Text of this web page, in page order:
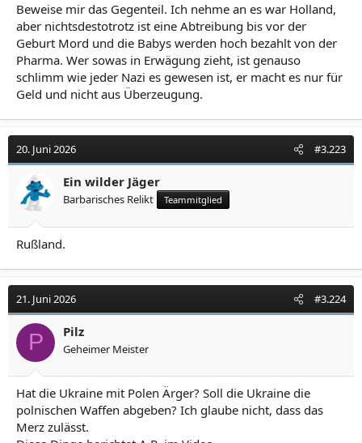
Beweise mir das Gegenteil. Ich nehme an es war Holland,
aber nichtsdestotrotz ist eine Abtreibung bis vor der
Geburt Mord und die Babys werden hoch bezahlt von der
Pharma. Wer sowas in Erwägung zieht, ist genauso
schlimm wie jeder Nazi es gewesen ist, er macht es nur für
Geld und nicht aus Überzeugung.
20. Juni 2026 #3.223
Ein wilder Jäger
Barbarisches Relikt Teammitglied
Rußland.
21. Juni 2026 #3.224
P Pilz
Geheimer Meister
Hat die Ukraine mit Polen Ärger? Soll die Ukraine die
polnischen Waffen abgeben? Ich glaube nicht, dass das
Merz zulässt.